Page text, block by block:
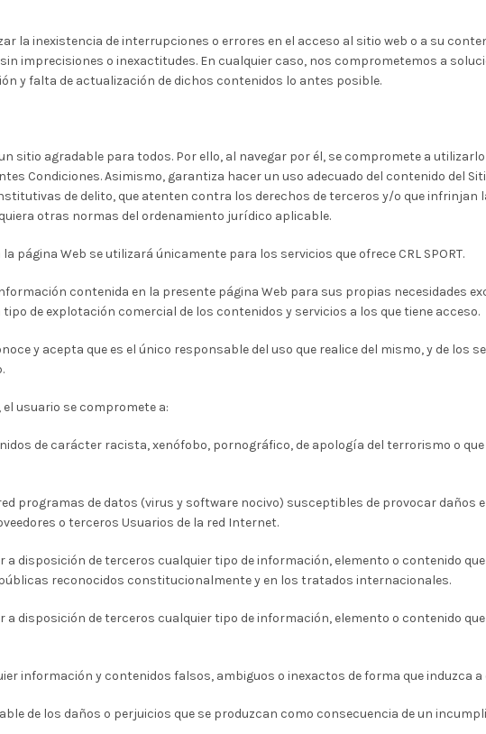
la inexistencia de interrupciones o errores en el acceso al sitio web o a su
imprecisiones o inexactitudes. En cualquier caso, nos comprometemos a
y falta de actualización de dichos contenidos lo antes posible.
sitio agradable para todos. Por ello, al navegar por él, se compromete a
Condiciones. Asimismo, garantiza hacer un uso adecuado del contenido del
de delito, que atenten contra los derechos de terceros y/o que infrinjan
otras normas del ordenamiento jurídico aplicable.
página Web se utilizará únicamente para los servicios que ofrece CRL SPORT.
contenida en la presente página Web para sus propias necesidades
de explotación comercial de los contenidos y servicios a los que tiene acceso.
y acepta que es el único responsable del uso que realice del mismo, y de los
usuario se compromete a:
de carácter racista, xenófobo, pornográfico, de apología del terrorismo o
programas de datos (virus y software nocivo) susceptibles de provocar daños
o terceros Usuarios de la red Internet.
disposición de terceros cualquier tipo de información, elemento o contenido
reconocidos constitucionalmente y en los tratados internacionales.
a disposición de terceros cualquier tipo de información, elemento o contenido
información y contenidos falsos, ambiguos o inexactos de forma que induzca a
de los daños o perjuicios que se produzcan como consecuencia de un